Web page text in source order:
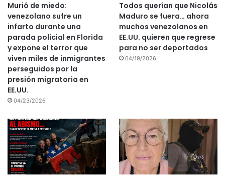
Murió de miedo:
venezolano sufre un
infarto durante una
parada policial en Florida
y expone el terror que
viven miles de inmigrantes
perseguidos por la
presión migratoria en
EE.UU.
04/23/2026
Todos querían que Nicolás
Maduro se fuera… ahora
muchos venezolanos en
EE.UU. quieren que regrese
para no ser deportados
04/19/2026